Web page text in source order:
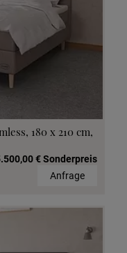
180 x 210 cm,
€ Sonderpreis
Anfrage